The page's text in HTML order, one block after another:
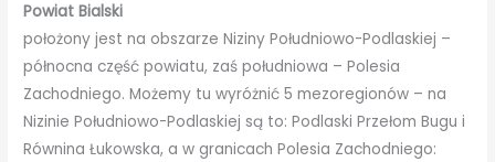
Powiat Bialski
położony jest na obszarze Niziny Południowo-Podlaskiej –
północna część powiatu, zaś południowa – Polesia
Zachodniego. Możemy tu wyróżnić 5 mezoregionów – na
Nizinie Południowo-Podlaskiej są to: Podlaski Przełom Bugu i
Równina Łukowska, a w granicach Polesia Zachodniego: